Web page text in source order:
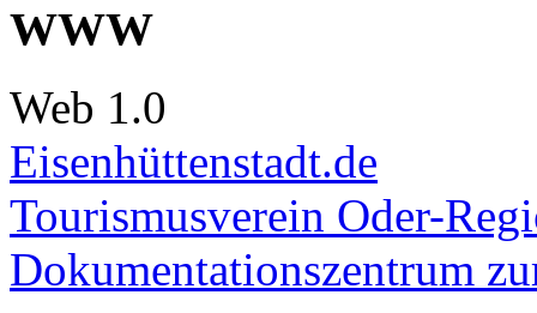
WWW
Web 1.0
Eisenhüttenstadt.de
Tourismusverein Oder-
Dokumentationszentrum